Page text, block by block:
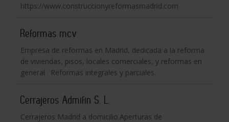
https://www.construccionyreformasmadrid.com
Reformas mcv
Empresa de reformas en Madrid, dedicada a la reforma
de viviendas, pisos, locales comerciales, y reformas en
general . Reformas integrales y parciales.
Cerrajeros Admifin S. L.
Cerrajeros Madrid a domicilio.Aperturas de